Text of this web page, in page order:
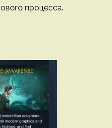
процесса.